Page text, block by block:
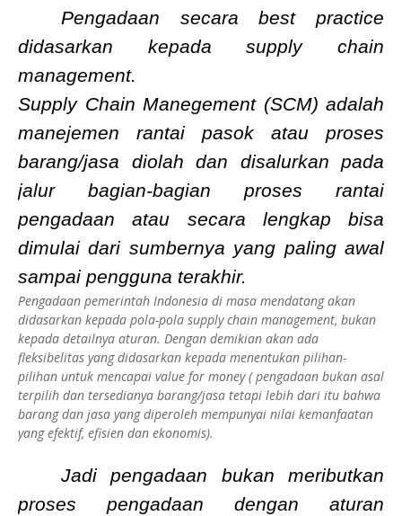
Pengadaan secara best practice
didasarkan kepada supply chain
management.
Supply Chain Manegement (SCM) adalah
manejemen rantai pasok atau proses
barang/jasa diolah dan disalurkan pada
jalur bagian-bagian proses rantai
pengadaan atau secara lengkap bisa
dimulai dari sumbernya yang paling awal
sampai pengguna terakhir.
Pengadaan pemerintah Indonesia di masa mendatang akan
didasarkan kepada pola-pola supply chain management, bukan
kepada detailnya aturan. Dengan demikian akan ada
fleksibelitas yang didasarkan kepada menentukan pilihan-
pilihan untuk mencapai value for money ( pengadaan bukan asal
terpilih dan tersedianya barang/jasa tetapi lebih dari itu bahwa
barang dan jasa yang diperoleh mempunyai nilai kemanfaatan
yang efektif, efisien dan ekonomis).
Jadi pengadaan bukan meributkan
proses pengadaan dengan aturan